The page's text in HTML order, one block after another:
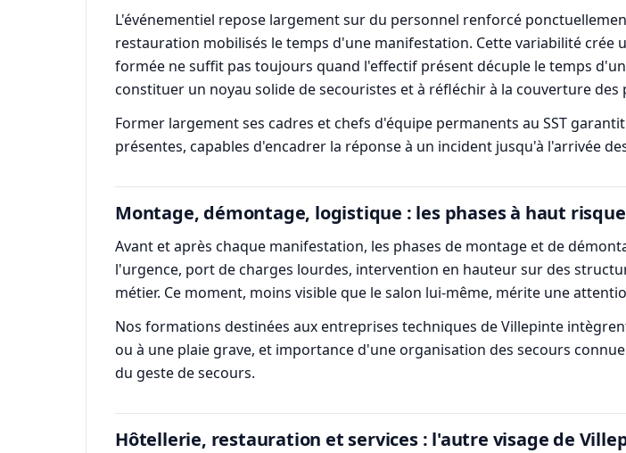
L'événementiel repose largement sur du personnel renforcé
restauration mobilisés le temps d'une manifestation. Cette variabilité
formée ne suffit pas toujours quand l'effectif présent décuple le temps
constituer un noyau solide de secouristes et à réfléchir à la couverture des
Former largement ses cadres et chefs d'équipe permanents au SST
présentes, capables d'encadrer la réponse à un incident jusqu'à l'arrivée
Montage, démontage, logistique : les phases à haut risque
Avant et après chaque manifestation, les phases de montage et de
l'urgence, port de charges lourdes, intervention en hauteur sur des
métier. Ce moment, moins visible que le salon lui-même, mérite une
Nos formations destinées aux entreprises techniques de Villepinte
ou à une plaie grave, et importance d'une organisation des secours
du geste de secours.
Hôtellerie, restauration et services : l'autre visage de